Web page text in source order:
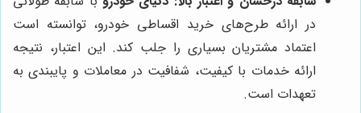
در ارائه طرح‌های خرید اقساطی خودرو، توانسته است
اعتماد مشتریان بسیاری را جلب کند. این اعتبار، نتیجه
ارائه خدمات با کیفیت، شفافیت در معاملات و پایبندی به
تعهدات است.